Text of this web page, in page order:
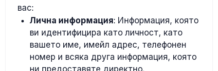
вас:
Лична информация: Информация, която
ви идентифицира като личност, като
вашето име, имейл адрес, телефонен
номер и всяка друга информация, която
ни предоставяте директно.